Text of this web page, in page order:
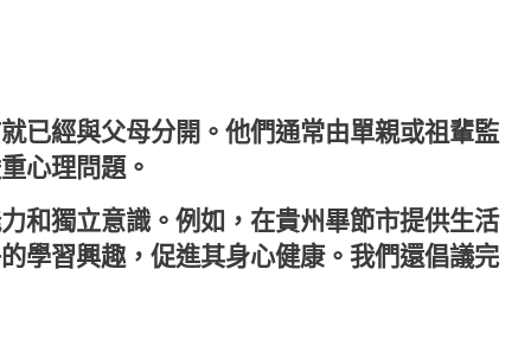
已經與父母分開。他們通常由單親或祖輩監
心理問題。
和獨立意識。例如，在貴州畢節市提供生活
學習興趣，促進其身心健康。我們還倡議完